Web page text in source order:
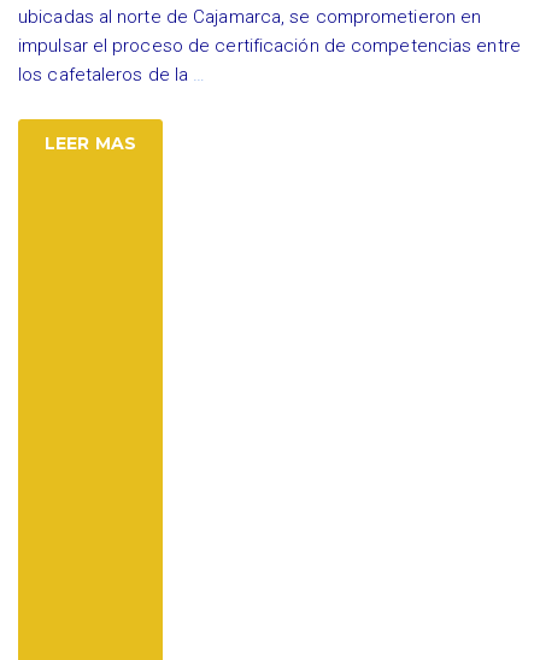
ubicadas al norte de Cajamarca, se comprometieron en
impulsar el proceso de certificación de competencias entre
los cafetaleros de la …
LEER MAS